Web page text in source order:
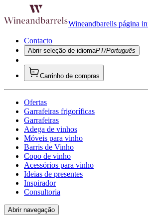
Wineandbarells página
Contacto
Abrir seleção de idiomaPT/Português
Carrinho de compras
Ofertas
Garrafeiras frigoríficas
Garrafeiras
Adega de vinhos
Móveis para vinho
Barris de Vinho
Copo de vinho
Acessórios para vinho
Ideias de presentes
Inspirador
Consultoria
Abrir navegação